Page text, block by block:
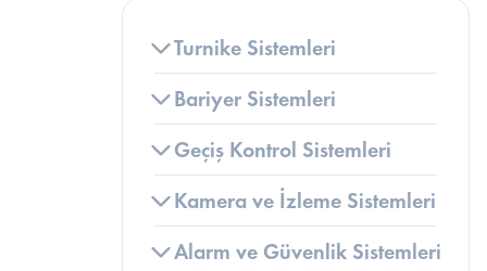
Turnike Sistemleri
Bariyer Sistemleri
Geçiş Kontrol Sistemleri
Kamera ve İzleme Sistemleri
Alarm ve Güvenlik Sistemleri